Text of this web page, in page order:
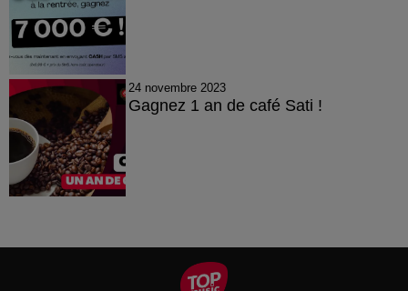
24 novembre 2023
Gagnez 1 an de café Sati !